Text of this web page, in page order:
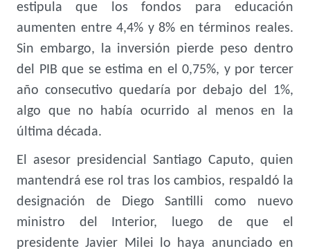
estipula que los fondos para educación
aumenten entre 4,4% y 8% en términos reales.
Sin embargo, la inversión pierde peso dentro
del PIB que se estima en el 0,75%, y por tercer
año consecutivo quedaría por debajo del 1%,
algo que no había ocurrido al menos en la
última década.
El asesor presidencial Santiago Caputo, quien
mantendrá ese rol tras los cambios, respaldó la
designación de Diego Santilli como nuevo
ministro del Interior, luego de que el
presidente Javier Milei lo haya anunciado en